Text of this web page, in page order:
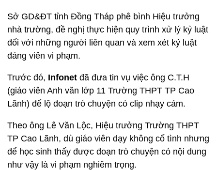
Sở GD&ĐT tỉnh Đồng Tháp phê bình Hiệu trưởng
nhà trường, đề nghị thực hiện quy trình xử lý kỷ luật
đối với những người liên quan và xem xét kỷ luật
đảng viên vi phạm.
Trước đó, Infonet đã đưa tin vụ việc ông C.T.H
(giáo viên Anh văn lớp 11 Trường THPT TP Cao
Lãnh) để lộ đoạn trò chuyện có clip nhạy cảm.
Theo ông Lê Văn Lộc, Hiệu trưởng Trường THPT
TP Cao Lãnh, dù giáo viên dạy không cố tình nhưng
để học sinh thấy được đoạn trò chuyện có nội dung
như vậy là vi phạm nghiêm trọng.